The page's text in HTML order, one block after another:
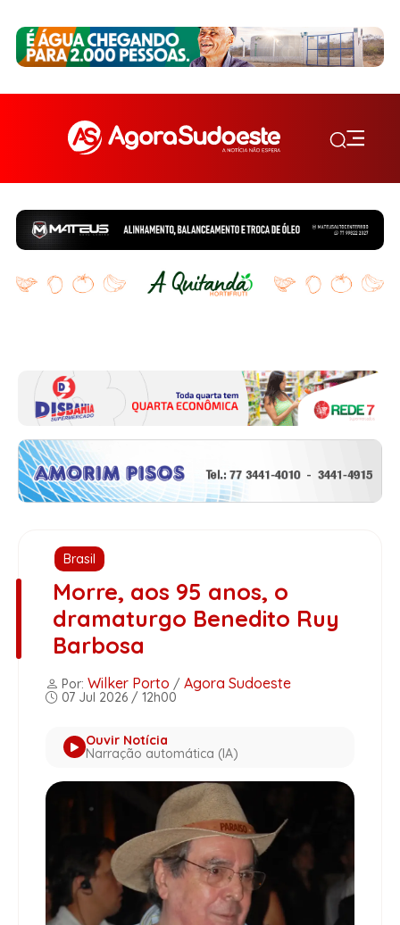
Brasil
Morre, aos 95 anos, o
dramaturgo Benedito Ruy
Barbosa
Por: Wilker Porto / Agora Sudoeste
07 Jul 2026 / 12h00
Ouvir Notícia
Narração automática (IA)